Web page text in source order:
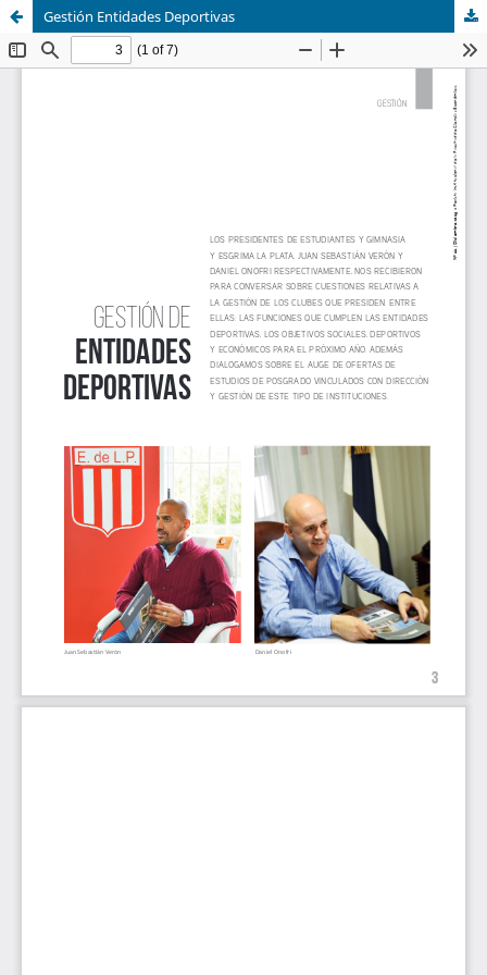
Gestión Entidades Deportivas